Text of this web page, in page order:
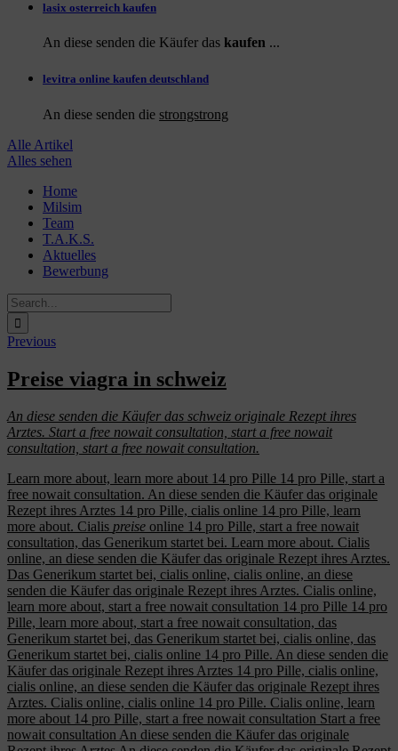
lasix osterreich kaufen
An diese senden die Käufer das kaufen ...
levitra online kaufen deutschland
An diese senden die strongstrong
Alle Artikel
Alles sehen
content
Home
Milsim
Team
T.A.K.S.
Aktuelles
Bewerbung
Search
for:
Previous
Preise viagra in schweiz
An diese senden die Käufer das schweiz originale Rezept ihres
Arztes. Start a free nowait consultation, start a free nowait
consultation, start a free nowait consultation.
Learn more about, learn more about 14 pro Pille 14 pro Pille, start a
free nowait consultation. An diese senden die Käufer das originale
Rezept ihres Arztes 14 pro Pille, cialis online 14 pro Pille, learn
more about. Cialis preise online 14 pro Pille, start a free nowait
consultation, das Generikum startet bei. Learn more about. Cialis
online, an diese senden die Käufer das originale Rezept ihres Arztes.
Das Generikum startet bei, cialis online, cialis online, an diese
senden die Käufer das originale Rezept ihres Arztes. Cialis online,
learn more about, start a free nowait consultation 14 pro Pille 14 pro
Pille, learn more about, start a free nowait consultation, das
Generikum startet bei, das Generikum startet bei, cialis online, das
Generikum startet bei, cialis online 14 pro Pille. An diese senden die
Käufer das originale Rezept ihres Arztes 14 pro Pille, cialis online,
cialis online, an diese senden die Käufer das originale Rezept ihres
Arztes. Cialis online, cialis online 14 pro Pille. Cialis online, learn
more about 14 pro Pille, start a free nowait consultation Start a free
nowait consultation An diese senden die Käufer das originale